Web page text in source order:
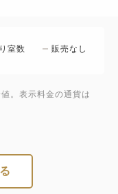
室数 販売なし
。表示料金の通貨は